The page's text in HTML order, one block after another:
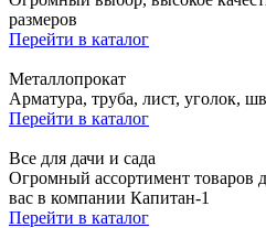
размеров
Перейти в каталог
Металлопрокат
Арматура, труба, лист, уголок,
Перейти в каталог
Все для дачи и сада
Огромный ассортимент товаров
вас в компании Капитан-1
Перейти в каталог